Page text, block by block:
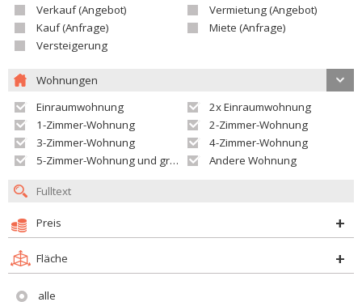
Verkauf (Angebot)
Vermietung (Angebot)
Kauf (Anfrage)
Miete (Anfrage)
Versteigerung
Wohnungen
Einraumwohnung
2x Einraumwohnung
1-Zimmer-Wohnung
2-Zimmer-Wohnung
3-Zimmer-Wohnung
4-Zimmer-Wohnung
5-Zimmer-Wohnung und größer
Andere Wohnung
Preis
Fläche
alle